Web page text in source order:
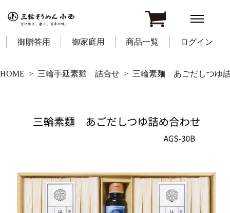
御贈答用 御家庭用 商品一覧 ログイン
HOME 三輪手延素麺 詰合せ 三輪素麺 あごだしつゆ